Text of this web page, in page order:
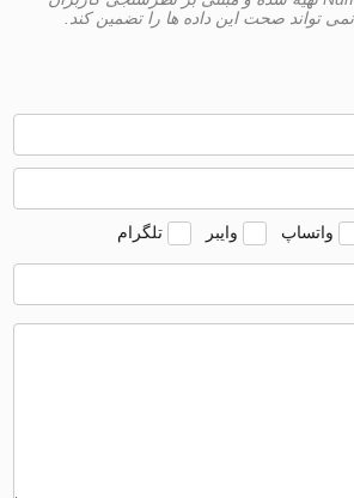
واتساپ وایبر تلگرام